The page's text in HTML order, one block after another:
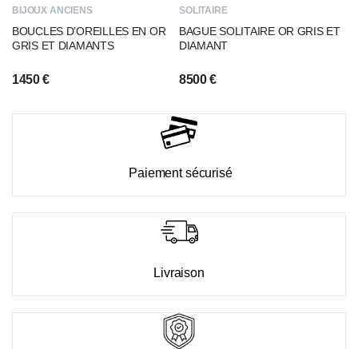
BIJOUX ANCIENS
BOUCLES D’OREILLES EN OR
GRIS ET DIAMANTS
1450€
SOLITAIRE
BAGUE SOLITAIRE OR GRIS ET
DIAMANT
8500€
Paiement sécurisé
Livraison